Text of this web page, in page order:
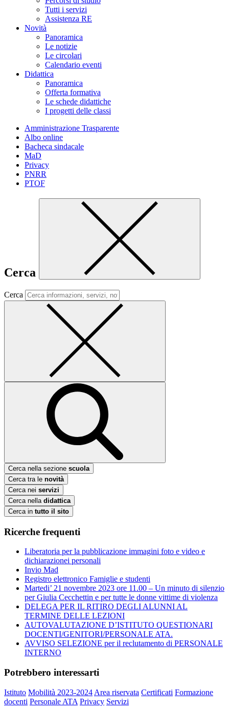
Tutti i servizi
Assistenza RE
Novità
Panoramica
Le notizie
Le circolari
Calendario eventi
Didattica
Panoramica
Offerta formativa
Le schede didattiche
I progetti delle classi
Amministrazione Trasparente
Albo online
Bacheca sindacale
MaD
Privacy
PNRR
PTOF
Cerca
Cerca
Cerca nella sezione scuola
Cerca tra le novità
Cerca nei servizi
Cerca nella didattica
Cerca in tutto il sito
Ricerche frequenti
Liberatoria per la pubblicazione immagini foto e video e
dichiarazionei personali
Invio Mad
Registro elettronico Famiglie e studenti
Martedi’ 21 novembre 2023 ore 11.00 – Un minuto di silenzio
per Giulia Cecchettin e per tutte le donne vittime di violenza
DELEGA PER IL RITIRO DEGLI ALUNNI AL
TERMINE DELLE LEZIONI
AUTOVALUTAZIONE D’ISTITUTO QUESTIONARI
DOCENTI/GENITORI/PERSONALE ATA.
AVVISO SELEZIONE per il reclutamento di PERSONALE
INTERNO
Potrebbero interessarti
Istituto Mobilità 2023-2024 Area riservata Certificati Formazione
docenti Personale ATA Privacy Servizi